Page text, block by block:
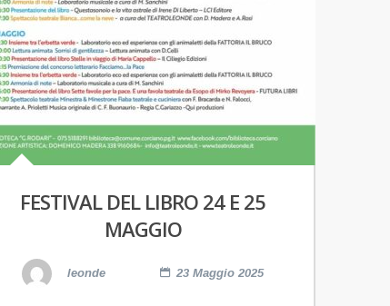
FESTIVAL DEL LIBRO 24 E 25
MAGGIO
leonde 23 Maggio 2025